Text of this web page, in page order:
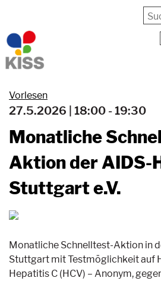
Vorlesen
27.5.2026 | 18:00 - 19:30
Monatliche
Aktion der AIDS-
Stuttgart e.V.
Monatliche Schnelltest-Aktion in
Stuttgart mit Testmöglichkeit auf
Hepatitis C (HCV) – Anonym,